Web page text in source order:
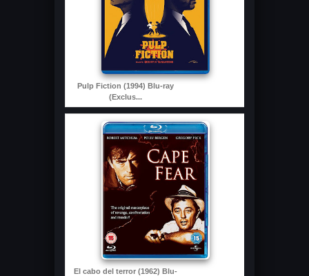
Pulp Fiction (1994) Blu-ray
(Exclus...
El cabo del terror (1962) Blu-